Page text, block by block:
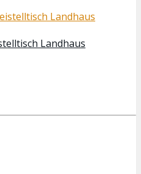
Landhaus